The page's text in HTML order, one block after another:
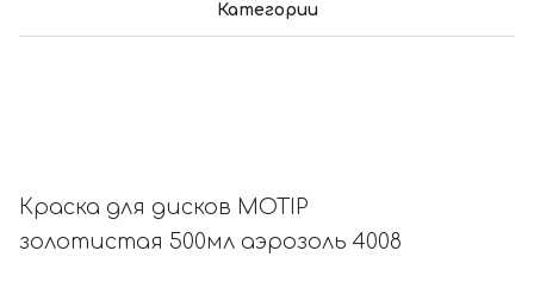
Категории
Краска для дисков MOTIP
золотистая 500мл аэрозоль 4008